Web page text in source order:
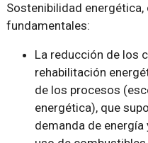
Sostenibilidad
fundamentales:
La reducción de los
rehabilitación
de los procesos
energética), que
demanda de